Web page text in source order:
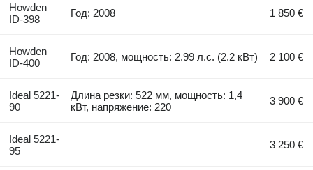
Howden
ID-398
Год: 2008 1 850 €
Howden
ID-400
Год: 2008, мощность: 2.99 л.с. (2.2 кВт) 2 100 €
Ideal 5221-
90
Длина резки: 522 мм, мощность: 1,4
кВт, напряжение: 220
3 900 €
Ideal 5221-
95
3 250 €